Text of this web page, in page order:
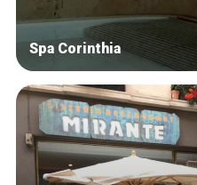
Spa Corinthia